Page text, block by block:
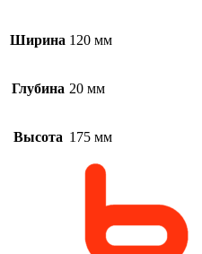
Ширина 120 мм
Глубина 20 мм
Высота 175 мм